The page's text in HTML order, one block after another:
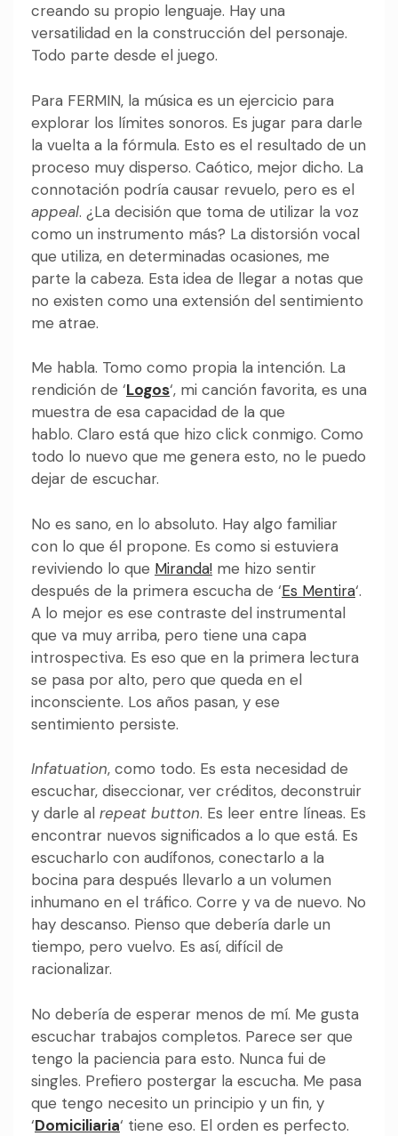
creando su propio lenguaje. Hay una
versatilidad en la construcción del personaje.
Todo parte desde el juego.
Para FERMIN, la música es un ejercicio para
explorar los límites sonoros. Es jugar para darle
la vuelta a la fórmula. Esto es el resultado de un
proceso muy disperso. Caótico, mejor dicho. La
connotación podría causar revuelo, pero es el
appeal. ¿La decisión que toma de utilizar la voz
como un instrumento más? La distorsión vocal
que utiliza, en determinadas ocasiones, me
parte la cabeza. Esta idea de llegar a notas que
no existen como una extensión del sentimiento
me atrae.
Me habla. Tomo como propia la intención. La
rendición de ‘Logos‘, mi canción favorita, es una
muestra de esa capacidad de la que
hablo. Claro está que hizo click conmigo. Como
todo lo nuevo que me genera esto, no le puedo
dejar de escuchar.
No es sano, en lo absoluto. Hay algo familiar
con lo que él propone. Es como si estuviera
reviviendo lo que Miranda! me hizo sentir
después de la primera escucha de ‘Es Mentira‘.
A lo mejor es ese contraste del instrumental
que va muy arriba, pero tiene una capa
introspectiva. Es eso que en la primera lectura
se pasa por alto, pero que queda en el
inconsciente. Los años pasan, y ese
sentimiento persiste.
Infatuation, como todo. Es esta necesidad de
escuchar, diseccionar, ver créditos, deconstruir
y darle al repeat button. Es leer entre líneas. Es
encontrar nuevos significados a lo que está. Es
escucharlo con audífonos, conectarlo a la
bocina para después llevarlo a un volumen
inhumano en el tráfico. Corre y va de nuevo. No
hay descanso. Pienso que debería darle un
tiempo, pero vuelvo. Es así, difícil de
racionalizar.
No debería de esperar menos de mí. Me gusta
escuchar trabajos completos. Parece ser que
tengo la paciencia para esto. Nunca fui de
singles. Prefiero postergar la escucha. Me pasa
que tengo necesito un principio y un fin, y
‘Domiciliaria‘ tiene eso. El orden es perfecto.